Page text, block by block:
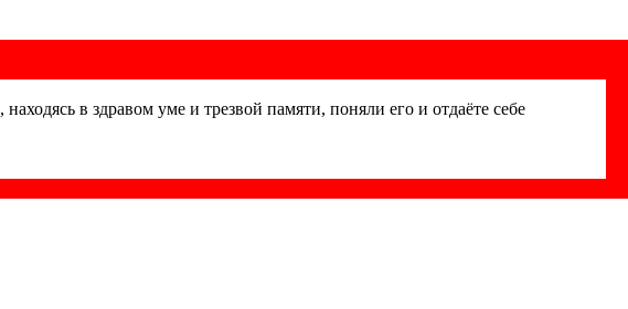
, находясь в здравом уме и трезвой памяти, поняли его и отдаёте себе